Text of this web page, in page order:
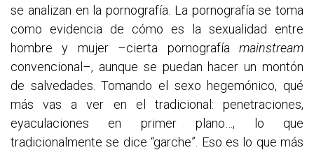
se analizan en la pornografía. La pornografía se toma
como evidencia de cómo es la sexualidad entre
hombre y mujer –cierta pornografía mainstream
convencional–, aunque se puedan hacer un montón
de salvedades. Tomando el sexo hegemónico, qué
más vas a ver en el tradicional: penetraciones,
eyaculaciones en primer plano…, lo que
tradicionalmente se dice “garche”. Eso es lo que más